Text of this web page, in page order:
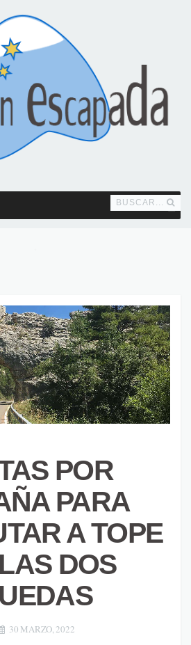
MENU
BUSCAR...
POR
PARA
A TOPE
DOS
30 MARZO, 2022